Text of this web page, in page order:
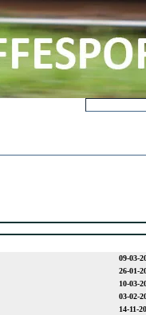
09-03-
26-01-
10-03-
03-02-
14-11-